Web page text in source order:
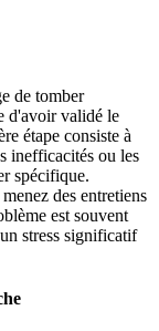
de tomber
d'avoir validé le
étape consiste à
inefficacités ou les
spécifique.
des entretiens
est souvent
stress significatif